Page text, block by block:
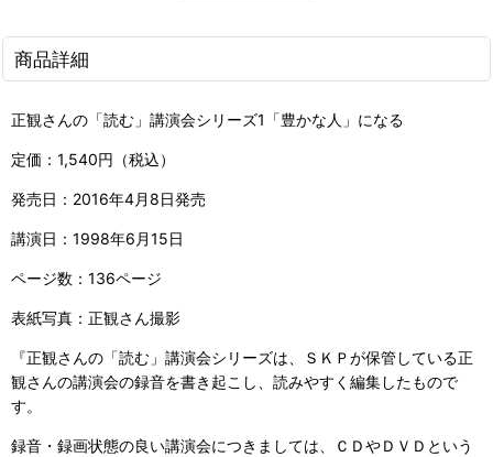
商品詳細
正観さんの「読む」講演会シリーズ1「豊かな人」になる
定価：1,540円（税込）
発売日：2016年4月8日発売
講演日：1998年6月15日
ページ数：136ページ
表紙写真：正観さん撮影
『正観さんの「読む」講演会シリーズは、ＳＫＰが保管している正
観さんの講演会の録音を書き起こし、読みやすく編集したもので
す。
録音・録画状態の良い講演会につきましては、ＣＤやＤＶＤという